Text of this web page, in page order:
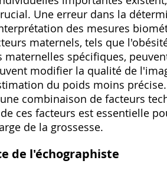
Une erreur dans la
des mesures
maternels, tels que
maternelles spécifiques,
modifier la qualité de
du poids moins
combinaison de facteurs
ces facteurs est essentielle
de la grossesse.
de l'échographiste